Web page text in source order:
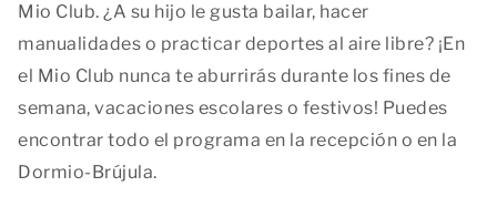
Mio Club. ¿A su hijo le gusta bailar, hacer
manualidades o practicar deportes al aire libre? ¡En
el Mio Club nunca te aburrirás durante los fines de
semana, vacaciones escolares o festivos! Puedes
encontrar todo el programa en la recepción o en la
Dormio-Brújula.